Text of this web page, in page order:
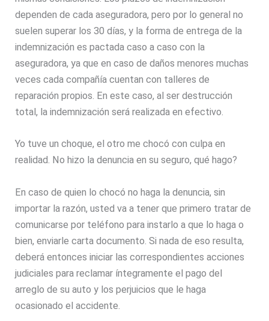
dependen de cada aseguradora, pero por lo general no
suelen superar los 30 días, y la forma de entrega de la
indemnización es pactada caso a caso con la
aseguradora, ya que en caso de daños menores muchas
veces cada compañía cuentan con talleres de
reparación propios. En este caso, al ser destrucción
total, la indemnización será realizada en efectivo.
Yo tuve un choque, el otro me chocó con culpa en
realidad. No hizo la denuncia en su seguro, qué hago?
En caso de quien lo chocó no haga la denuncia, sin
importar la razón, usted va a tener que primero tratar de
comunicarse por teléfono para instarlo a que lo haga o
bien, enviarle carta documento. Si nada de eso resulta,
deberá entonces iniciar las correspondientes acciones
judiciales para reclamar íntegramente el pago del
arreglo de su auto y los perjuicios que le haga
ocasionado el accidente.